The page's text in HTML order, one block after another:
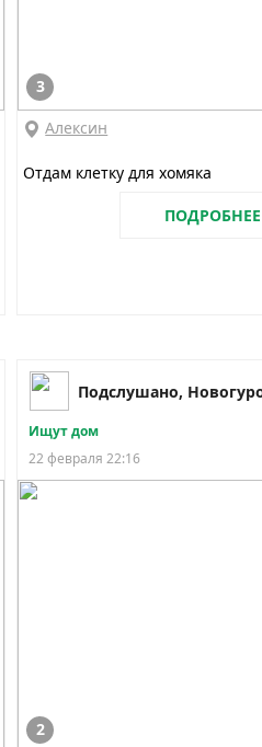
3
Алексин
Отдам клетку для хомяка
ПОДРОБНЕЕ
Подслушано,
Ищут дом
22 февраля 22:16
2